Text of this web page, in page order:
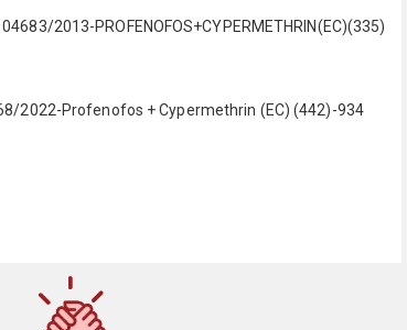
2013-PROFENOFOS+CYPERMETHRIN(EC)(335)
2022-Profenofos + Cypermethrin (EC) (442)-934